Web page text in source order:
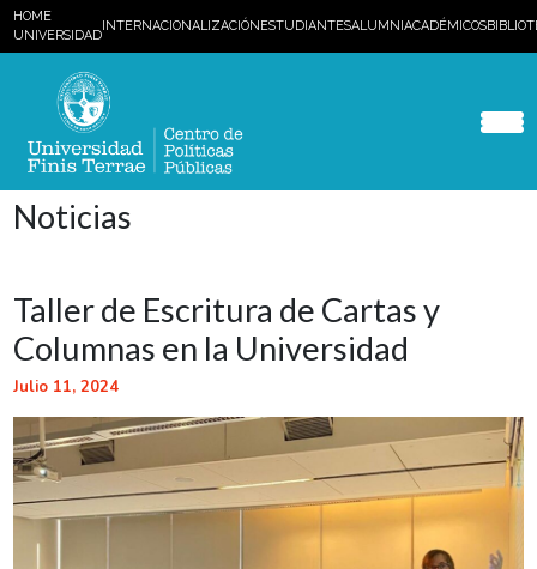
HOME
UNIVERSIDAD
INTERNACIONALIZACIÓNESTUDIANTESALUMNIACADÉMICOS
Noticias
Taller de Escritura de Cartas y
Columnas en la Universidad
Julio 11, 2024